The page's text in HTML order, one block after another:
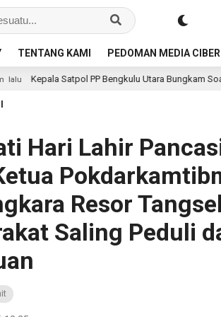
TENTANG KAMI PEDOMAN MEDIA CIBER
Utara Bungkam Soal Kecelakaan Mobil
Hari Lahir
Resor
Saling Peduli